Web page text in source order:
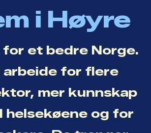
i Høyre
for et bedre Norge.
arbeide for flere
mer kunnskap
helsekøene og for